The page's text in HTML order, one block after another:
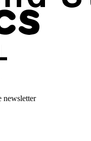
newsletter